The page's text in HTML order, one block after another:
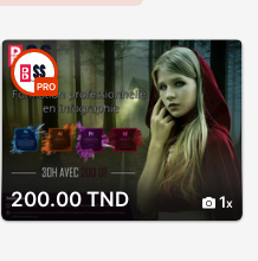
200.00 TND 1
PRO